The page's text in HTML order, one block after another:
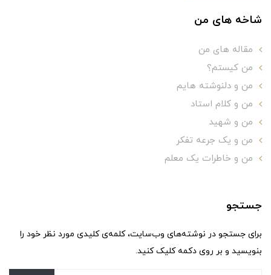
شاخه های من
مقاله های من
من کیستم؟
من و دلنوشته هایم
من و کلام استاد
من و شهید
من و یک جرعه تفکر
من و خاطرات یک معلم
جستجو
برای جستجو در نوشته‌های وب‌سایت، کلمه‌ی کلیدی مورد نظر خود را
بنویسید و بر روی دکمه کلیک کنید.